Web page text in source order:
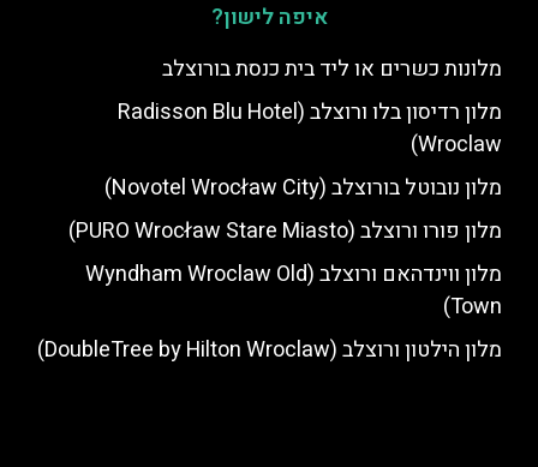
איפה לישון?
מלונות כשרים או ליד בית כנסת בורוצלב
מלון רדיסון בלו ורוצלב (Radisson Blu Hotel
Wroclaw)
מלון נובוטל בורוצלב (Novotel Wrocław City)
מלון פורו ורוצלב (PURO Wrocław Stare Miasto)
מלון ווינדהאם ורוצלב (Wyndham Wroclaw Old
Town)
מלון הילטון ורוצלב (DoubleTree by Hilton Wroclaw)